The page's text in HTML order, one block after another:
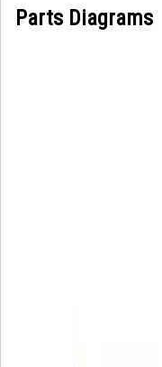
Parts Diagrams